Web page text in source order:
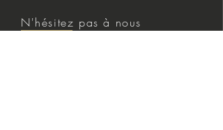
N'hésitez pas à nous